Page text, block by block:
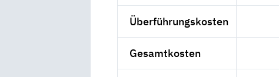
Überführungskosten
Gesamtkosten